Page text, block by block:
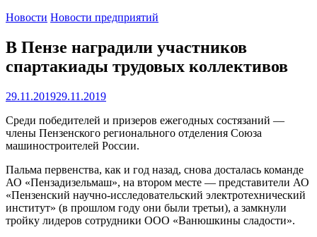
Новости Новости предприятий
В Пензе наградили участников
спартакиады трудовых коллективов
29.11.201929.11.2019
Среди победителей и призеров ежегодных состязаний —
члены Пензенского регионального отделения Союза
машиностроителей России.
Пальма первенства, как и год назад, снова досталась команде
АО «Пензадизельмаш», на втором месте — представители АО
«Пензенский научно-исследовательский электротехнический
институт» (в прошлом году они были третьи), а замкнули
тройку лидеров сотрудники ООО «Ванюшкины сладости».